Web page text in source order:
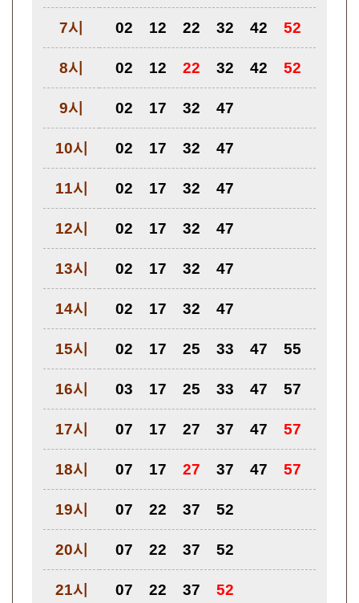
7시 02 12 22 32 42 52
8시 02 12 22 32 42 52
9시 02 17 32 47
10시 02 17 32 47
11시 02 17 32 47
12시 02 17 32 47
13시 02 17 32 47
14시 02 17 32 47
15시 02 17 25 33 47 55
16시 03 17 25 33 47 57
17시 07 17 27 37 47 57
18시 07 17 27 37 47 57
19시 07 22 37 52
20시 07 22 37 52
21시 07 22 37 52